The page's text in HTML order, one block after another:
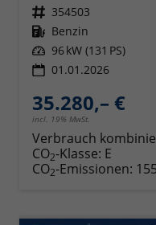
Fahrzeugnr. 354503
Kraftstoff Benzin
Leistung 96 kW (131 PS)
01.01.2026
35.280,– €
incl. 19% MwSt.
Verbrauch
CO2-Klasse: E
CO2-Emissionen: